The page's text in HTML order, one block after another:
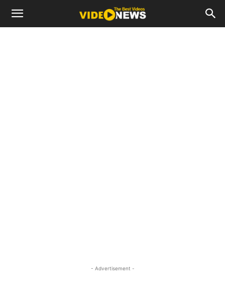
- Advertisement -